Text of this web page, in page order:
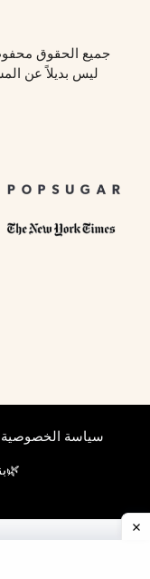
جميع الحقوق
سياسة الخصوصية
🌿